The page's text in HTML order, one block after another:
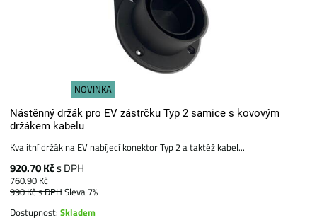
NOVINKA
Nástěnný držák pro EV zástrčku Typ 2 samice s kovovým
držákem kabelu
Kvalitní držák na EV nabíjecí konektor Typ 2 a taktéž kabel...
920.70 Kčs DPH
760.90 Kč
990 Kčs DPHSleva 7%
Dostupnost:Skladem